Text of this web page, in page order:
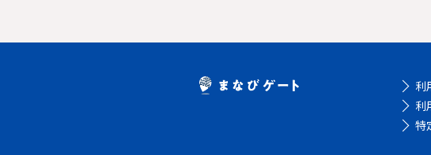
利
利
特